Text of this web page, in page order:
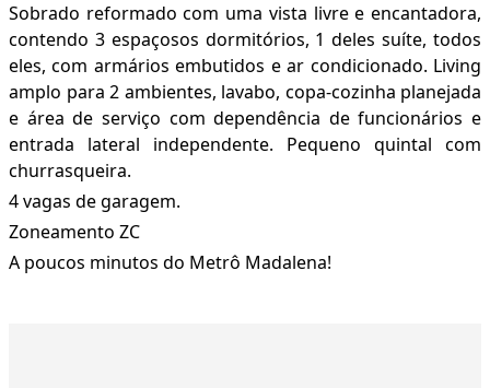
Sobrado reformado com uma vista livre e encantadora,
contendo 3 espaçosos dormitórios, 1 deles suíte, todos
eles, com armários embutidos e ar condicionado. Living
amplo para 2 ambientes, lavabo, copa-cozinha planejada
e área de serviço com dependência de funcionários e
entrada lateral independente. Pequeno quintal com
churrasqueira.
4 vagas de garagem.
Zoneamento ZC
A poucos minutos do Metrô Madalena!